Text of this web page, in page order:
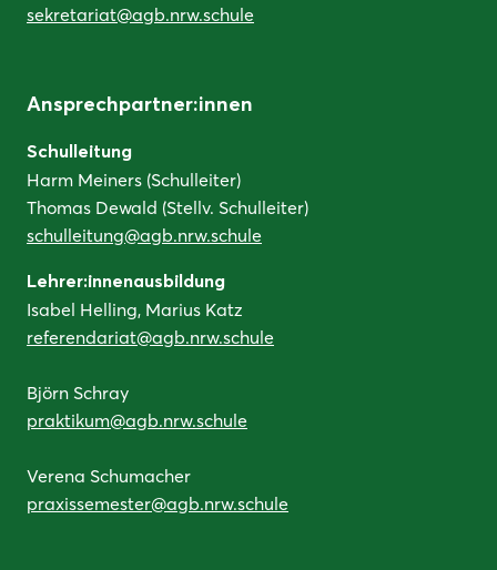
sekretariat@agb.nrw.schule
Ansprechpartner:innen
Schulleitung
Harm Meiners (Schulleiter)
Thomas Dewald (Stellv. Schulleiter)
schulleitung@agb.nrw.schule
Lehrer:innenausbildung
Isabel Helling, Marius Katz
referendariat@agb.nrw.schule
Björn Schray
praktikum@agb.nrw.schule
Verena Schumacher
praxissemester@agb.nrw.schule